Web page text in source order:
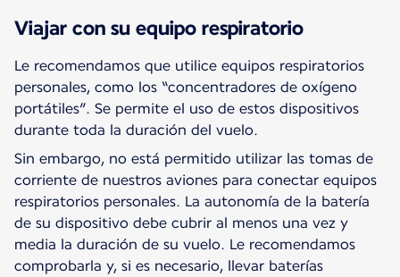
Viajar con su equipo respiratorio
Le recomendamos que utilice equipos respiratorios
personales, como los “concentradores de oxígeno
portátiles”. Se permite el uso de estos dispositivos
durante toda la duración del vuelo.
Sin embargo, no está permitido utilizar las tomas de
corriente de nuestros aviones para conectar equipos
respiratorios personales. La autonomía de la batería
de su dispositivo debe cubrir al menos una vez y
media la duración de su vuelo. Le recomendamos
comprobarla y, si es necesario, llevar baterías